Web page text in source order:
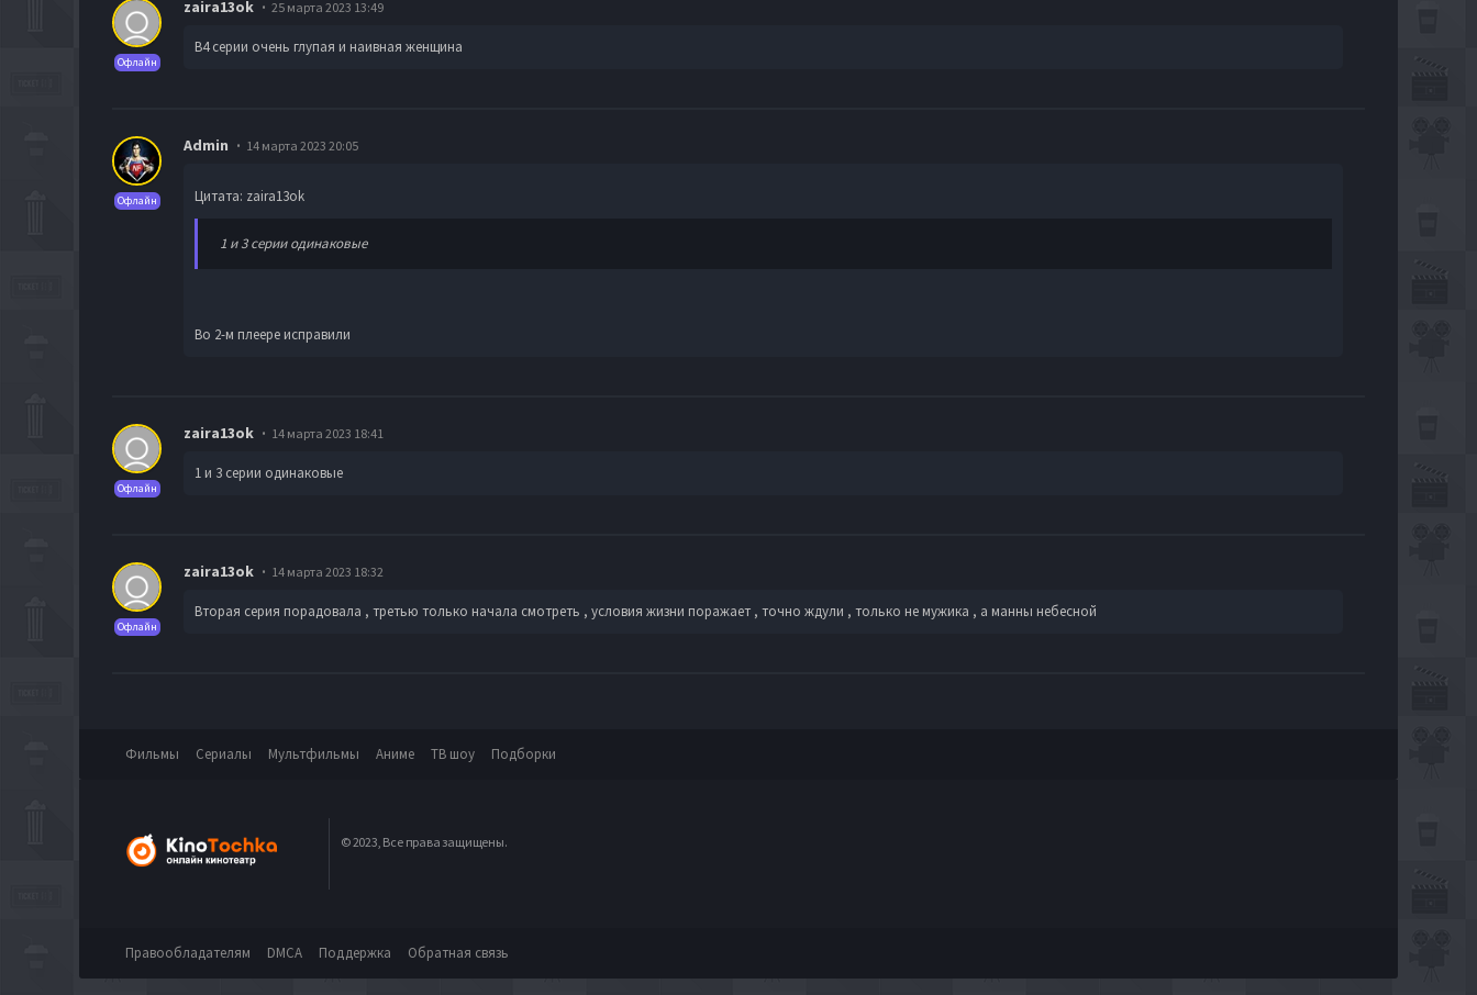
Офлайн
zaira13ok 25 марта 2023 13:49
В4 серии очень глупая и наивная женщина
Офлайн
Admin 14 марта 2023 20:05
Цитата: zaira13ok
1 и 3 серии одинаковые
Во 2-м плеере исправили
Офлайн
zaira13ok 14 марта 2023 18:41
1 и 3 серии одинаковые
Офлайн
zaira13ok 14 марта 2023 18:32
Вторая серия порадовала , третью только начала смотреть , условия жизни поражает , точно ждули , только не мужика , а манны небесной
Фильмы Сериалы Мультфильмы Аниме ТВ шоу Подборки
© 2023, Все права защищены.
Правообладателям DMCA Поддержка Обратная связь